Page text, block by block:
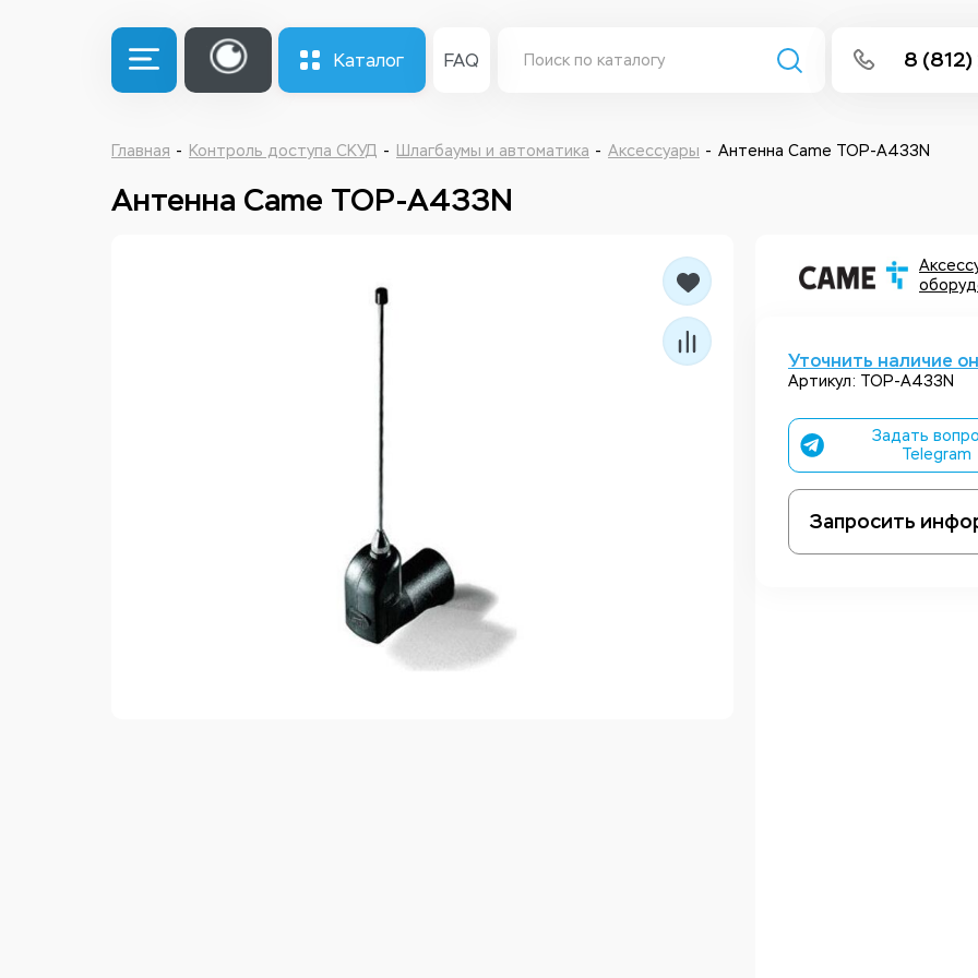
Каталог FAQ 8 (812)
Написать
Главная Контроль доступа СКУД Шлагбаумы и автоматика Аксессуары Антенна Came TOP-A433N
Антенна Came TOP-A433N
Уточнить наличие
Артикул: TOP-A433N
Задать
Telegram
Запросить